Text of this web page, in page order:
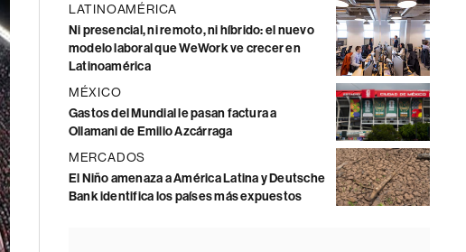
LATINOAMÉRICA
Ni presencial, ni remoto, ni híbrido: el nuevo
modelo laboral que WeWork ve crecer en
Latinoamérica
MÉXICO
Gastos del Mundial le pasan factura a
Ollamani de Emilio Azcárraga
MERCADOS
El Niño amenaza a América Latina y Deutsche
Bank identifica los países más expuestos